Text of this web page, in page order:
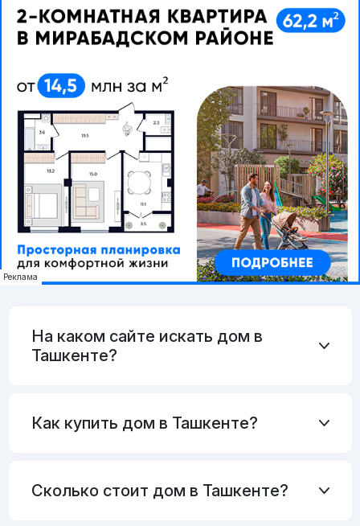
Реклама
На каком сайте искать дом в
Ташкенте?
Как купить дом в Ташкенте?
Сколько стоит дом в Ташкенте?